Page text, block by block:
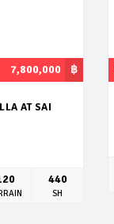
฿
7,800,000
AT SAI
440
SH